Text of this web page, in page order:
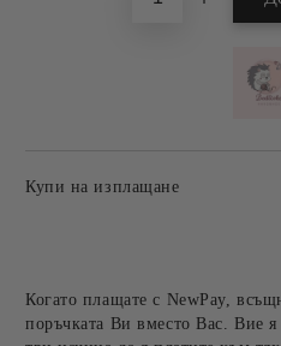
Купи на изплащане
Когато плащате с NewPay,
поръчката Ви вместо Вас. Вие я